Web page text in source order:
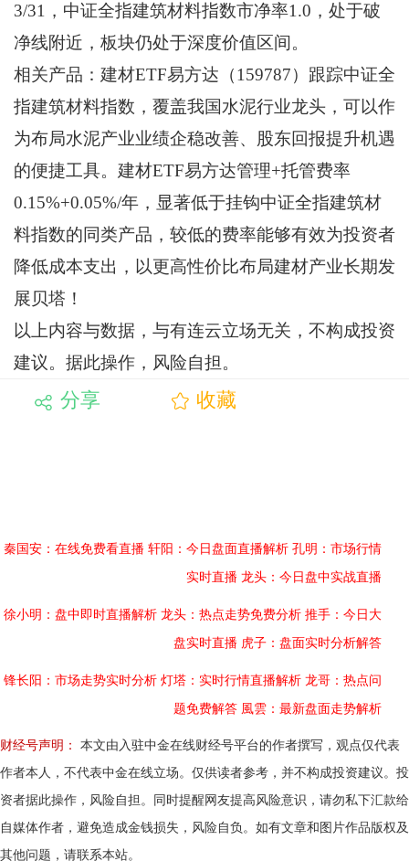
3/31，中证全指建筑材料指数市净率1.0，处于破
净线附近，板块仍处于深度价值区间。
相关产品：建材ETF易方达（159787）跟踪中证全
指建筑材料指数，覆盖我国水泥行业龙头，可以作
为布局水泥产业业绩企稳改善、股东回报提升机遇
的便捷工具。建材ETF易方达管理+托管费率
0.15%+0.05%/年，显著低于挂钩中证全指建筑材
料指数的同类产品，较低的费率能够有效为投资者
降低成本支出，以更高性价比布局建材产业长期发
展贝塔！
以上内容与数据，与有连云立场无关，不构成投资
建议。据此操作，风险自担。
分享 收藏
秦国安：在线免费看直播 轩阳：今日盘面直播解析 孔明：市场行情
实时直播 龙头：今日盘中实战直播
徐小明：盘中即时直播解析 龙头：热点走势免费分析 推手：今日大
盘实时直播 虎子：盘面实时分析解答
锋长阳：市场走势实时分析 灯塔：实时行情直播解析 龙哥：热点问
题免费解答 風雲：最新盘面走势解析
财经号声明：
本文由入驻中金在线财经号平台的作者撰写，观点仅代表
作者本人，不代表中金在线立场。仅供读者参考，并不构成投资建议。投
资者据此操作，风险自担。同时提醒网友提高风险意识，请勿私下汇款给
自媒体作者，避免造成金钱损失，风险自负。如有文章和图片作品版权及
其他问题，请联系本站。